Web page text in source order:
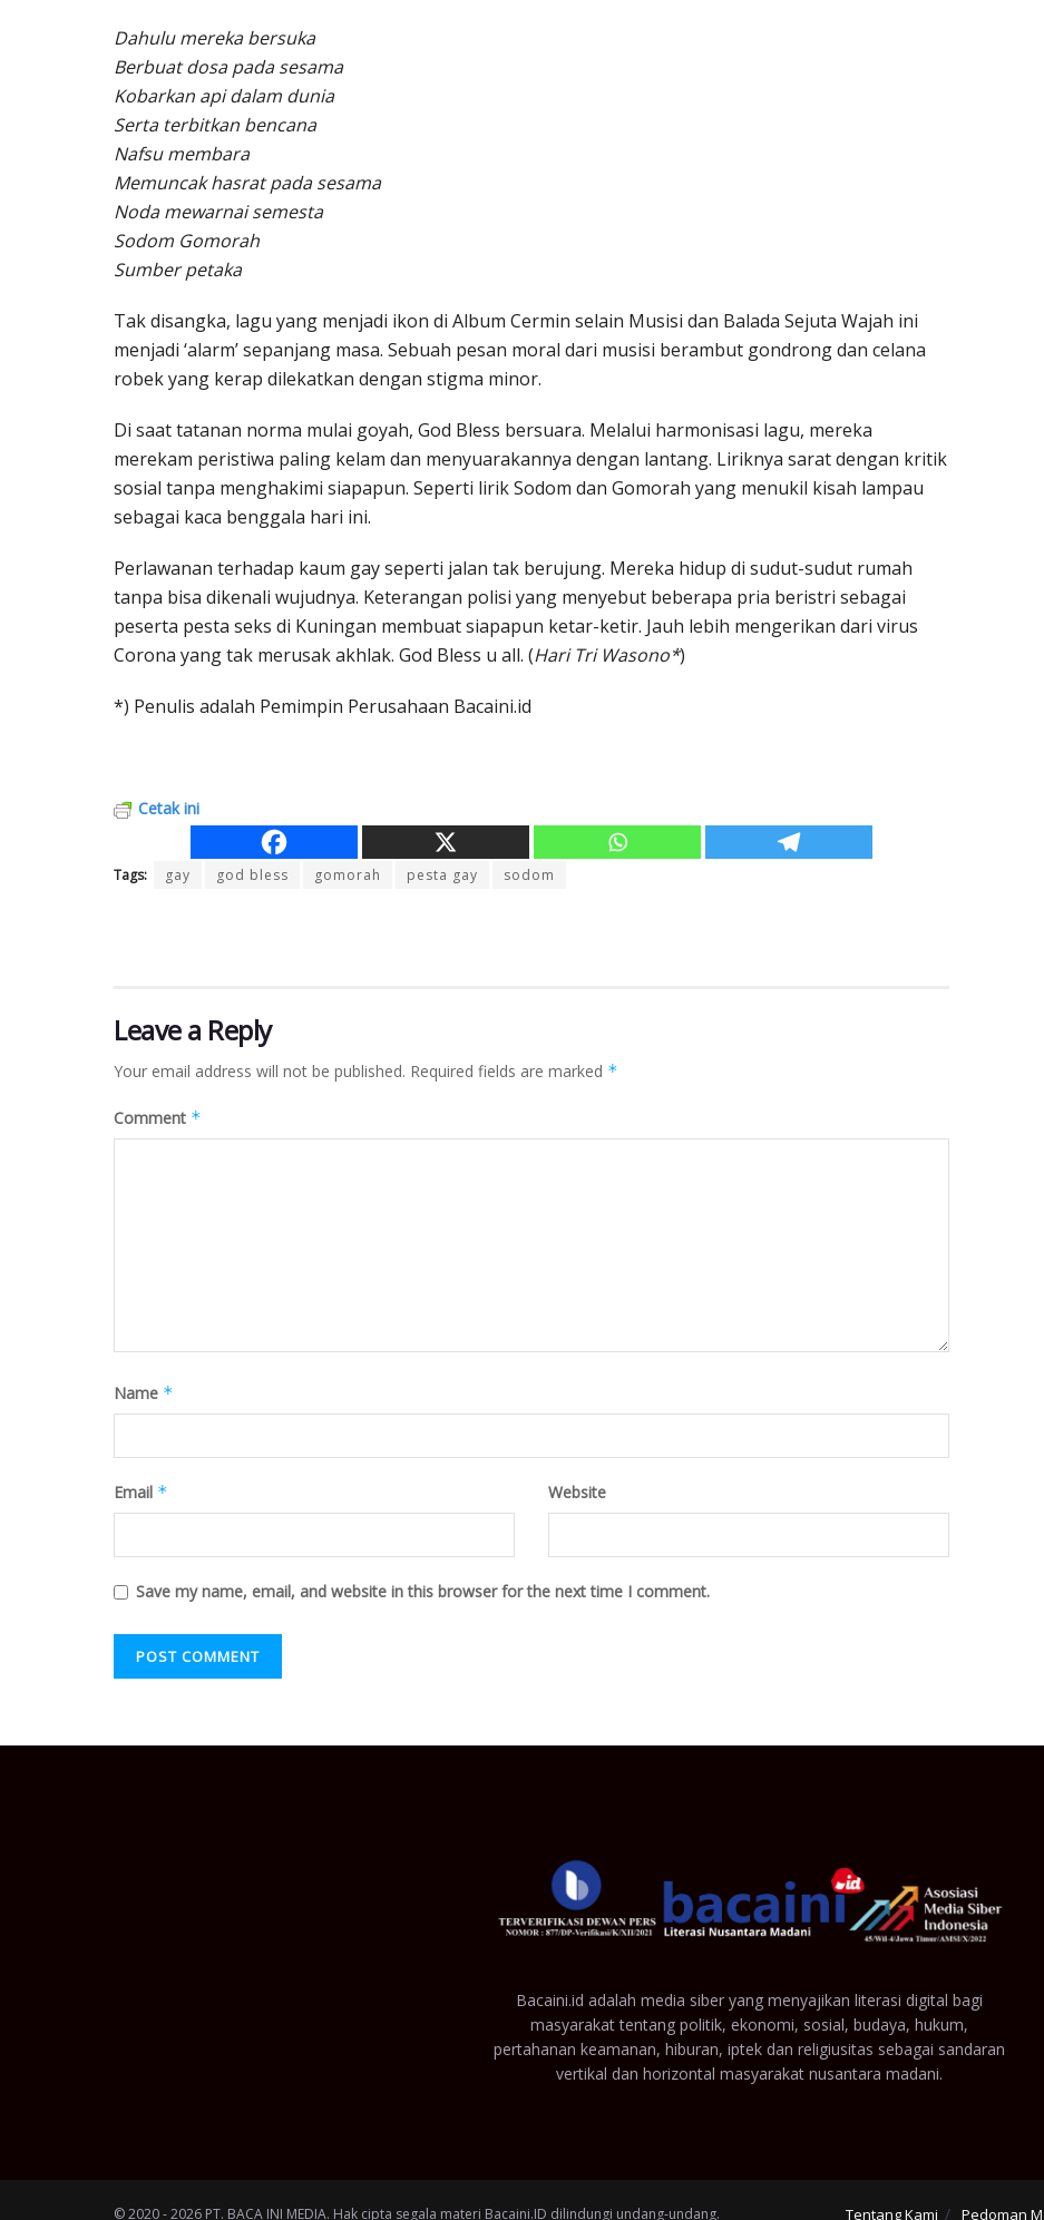
Dahulu mereka bersuka
Berbuat dosa pada sesama
Kobarkan api dalam dunia
Serta terbitkan bencana
Nafsu membara
Memuncak hasrat pada sesama
Noda mewarnai semesta
Sodom Gomorah
Sumber petaka
Tak disangka, lagu yang menjadi ikon di Album Cermin selain Musisi dan Balada Sejuta Wajah ini
menjadi ‘alarm’ sepanjang masa. Sebuah pesan moral dari musisi berambut gondrong dan celana
robek yang kerap dilekatkan dengan stigma minor.
Di saat tatanan norma mulai goyah, God Bless bersuara. Melalui harmonisasi lagu, mereka
merekam peristiwa paling kelam dan menyuarakannya dengan lantang. Liriknya sarat dengan kritik
sosial tanpa menghakimi siapapun. Seperti lirik Sodom dan Gomorah yang menukil kisah lampau
sebagai kaca benggala hari ini.
Perlawanan terhadap kaum gay seperti jalan tak berujung. Mereka hidup di sudut-sudut rumah
tanpa bisa dikenali wujudnya. Keterangan polisi yang menyebut beberapa pria beristri sebagai
peserta pesta seks di Kuningan membuat siapapun ketar-ketir. Jauh lebih mengerikan dari virus
Corona yang tak merusak akhlak. God Bless u all. (Hari Tri Wasono*)
*) Penulis adalah Pemimpin Perusahaan Bacaini.id
Cetak ini
Tags: gay god bless gomorah pesta gay sodom
Leave a Reply
Your email address will not be published. Required fields are marked *
Comment *
Name *
Email * Website
Save my name, email, and website in this browser for the next time I comment.
Bacaini.id adalah media siber yang menyajikan literasi digital bagi
masyarakat tentang politik, ekonomi, sosial, budaya, hukum,
pertahanan keamanan, hiburan, iptek dan religiusitas sebagai sandaran
vertikal dan horizontal masyarakat nusantara madani.
Tentang Kami Pedoman
© 2020 - 2026 PT. BACA INI MEDIA. Hak cipta segala materi Bacaini.ID dilindungi undang-undang.